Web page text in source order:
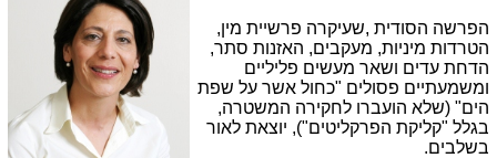
הפרשה הסודית ,שעיקרה פרשיית מין,
הטרדות מיניות, מעקבים, האזנות סתר,
הדחת עדים ושאר מעשים פליליים
ומשמעתיים פסולים "כחול אשר על שפת
הים" (שלא הועברו לחקירה המשטרה,
בגלל "קליקת הפרקליטים"), יוצאת לאור
בשלבים.